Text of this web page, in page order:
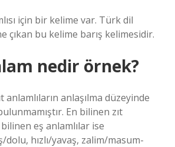
için bir kelime var. Türk dil
çıkan bu kelime barış kelimesidir.
nedir örnek?
anlamlıların anlaşılma düzeyinde
En bilinen zıt
eş anlamlılar ise
dolu, hızlı/yavaş, zalim/masum-